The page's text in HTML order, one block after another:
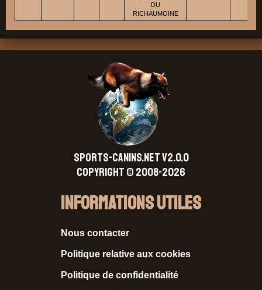
DU
RICHAUMOINE
SPORTS-CANINS.NET V2.0.0
Copyright © 2008-2026
Informations Utiles
Nous contacter
Politique relative aux cookies
Politique de confidentialité